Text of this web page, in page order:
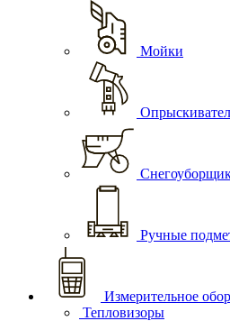
Мойки
Ручные
Измерительное
Тепловизоры